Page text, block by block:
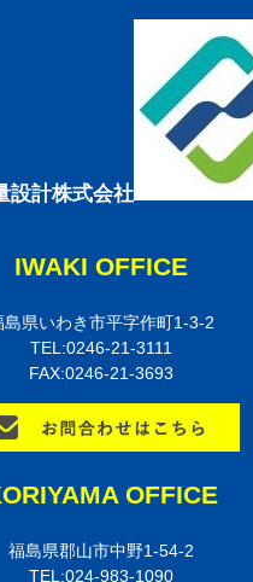
設計株式会社
IWAKI OFFICE
島県いわき市平字作町1-3-2
TEL:0246-21-3111
FAX:0246-21-3693
OFFICE
福島県郡山市中野1-54-2
TEL:024-983-1090